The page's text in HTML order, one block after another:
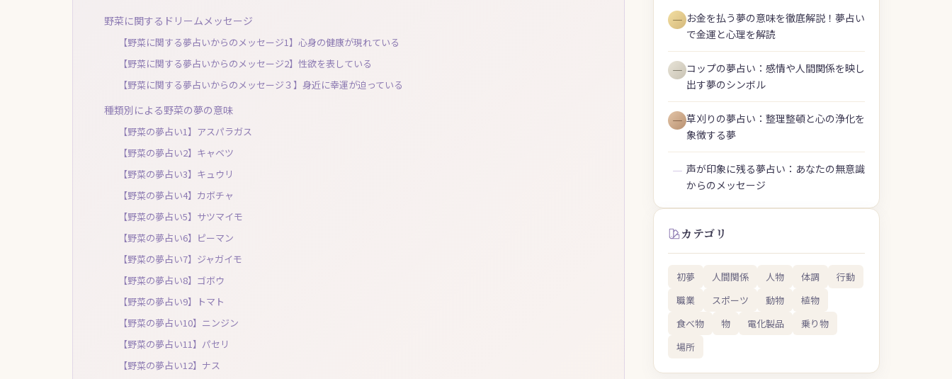
野菜に関するドリームメッセージ
【野菜に関する夢占いからのメッセージ1】心身の健康が現れている
【野菜に関する夢占いからのメッセージ2】性欲を表している
【野菜に関する夢占いからのメッセージ３】身近に幸運が迫っている
種類別による野菜の夢の意味
【野菜の夢占い1】アスパラガス
【野菜の夢占い2】キャベツ
【野菜の夢占い3】キュウリ
【野菜の夢占い4】カボチャ
【野菜の夢占い5】サツマイモ
【野菜の夢占い6】ピーマン
【野菜の夢占い7】ジャガイモ
【野菜の夢占い8】ゴボウ
【野菜の夢占い9】トマト
【野菜の夢占い10】ニンジン
【野菜の夢占い11】パセリ
【野菜の夢占い12】ナス
― お金を払う夢の意味を徹底解説！夢占い
で金運と心理を解読
― コップの夢占い：感情や人間関係を映し
出す夢のシンボル
― 草刈りの夢占い：整理整頓と心の浄化を
象徴する夢
― 声が印象に残る夢占い：あなたの無意識
からのメッセージ
カテゴリ
初夢 人間関係 人物 体調
行動
職業
スポーツ 動物
植物
食べ物
物 電化製品
乗り物
場所